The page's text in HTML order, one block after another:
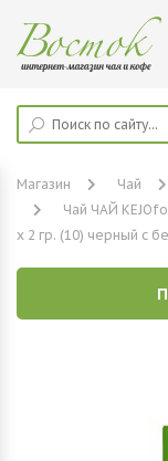
Магазин Чай
Чай ЧАЙ
х 2 гр. (10) черный с